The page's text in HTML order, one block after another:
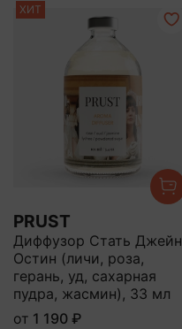
ХИТ
PRUST
Диффузор Стать Джейн
Остин (личи, роза,
герань, уд, сахарная
пудра, жасмин), 33 мл
от 1 190 ₽